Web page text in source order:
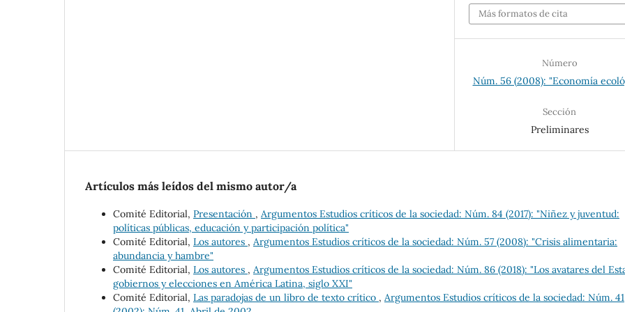
Más formatos de cita
Número
Núm. 56 (2008): "Economía
Sección
Preliminares
Artículos más leídos del mismo autor/a
Comité Editorial, Presentación , Argumentos Estudios críticos de la sociedad: Núm. 84 (2017): "Niñez y juventud:
políticas públicas, educación y participación política"
Comité Editorial, Los autores , Argumentos Estudios críticos de la sociedad: Núm. 57 (2008): "Crisis alimentaria:
abundancia y hambre"
Comité Editorial, Los autores , Argumentos Estudios críticos de la sociedad: Núm. 86 (2018): "Los avatares del
gobiernos y elecciones en América Latina, siglo XXI"
Comité Editorial, Las paradojas de un libro de texto crítico , Argumentos Estudios críticos de la sociedad: Núm. 41